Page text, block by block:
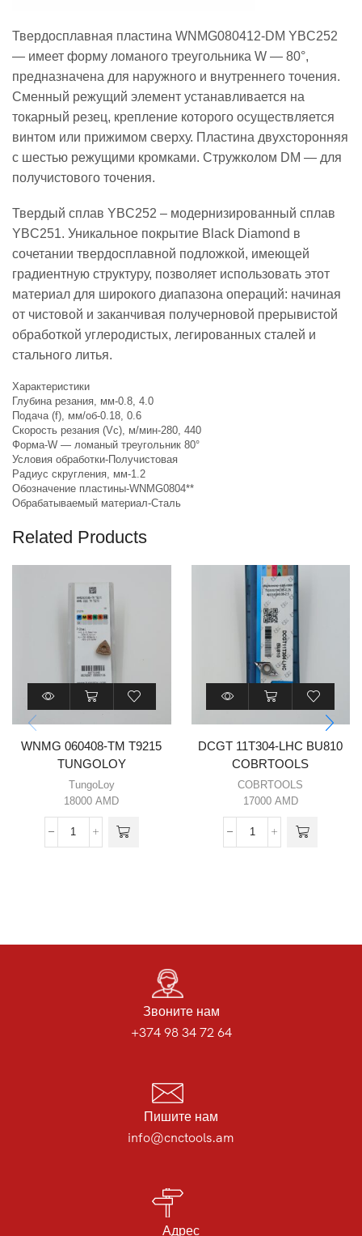
Твердосплавная пластина WNMG080412-DM YBC252
— имеет форму ломаного треугольника W — 80°,
предназначена для наружного и внутреннего точения.
Сменный режущий элемент устанавливается на
токарный резец, крепление которого осуществляется
винтом или прижимом сверху. Пластина двухсторонняя
с шестью режущими кромками. Стружколом DM — для
получистового точения.
Твердый сплав YBC252 – модернизированный сплав
YBC251. Уникальное покрытие Black Diamond в
сочетании твердосплавной подложкой, имеющей
градиентную структуру, позволяет использовать этот
материал для широкого диапазона операций: начиная
от чистовой и заканчивая получерновой прерывистой
обработкой углеродистых, легированных сталей и
стального литья.
Характеристики
Глубина резания, мм-0.8, 4.0
Подача (f), мм/об-0.18, 0.6
Скорость резания (Vc), м/мин-280, 440
Форма-W — ломаный треугольник 80°
Условия обработки-Получистовая
Радиус скругления, мм-1.2
Обозначение пластины-WNMG0804**
Обрабатываемый материал-Сталь
Related Products
WNMG 060408-TM T9215
TUNGOLOY
TungoLoy
18000AMD
DCGT 11T304-LHC BU810
COBRTOOLS
COBRTOOLS
17000 AMD
Звоните нам
+374 98 34 72 64
Пишите нам
info@cnctools.am
Адрес